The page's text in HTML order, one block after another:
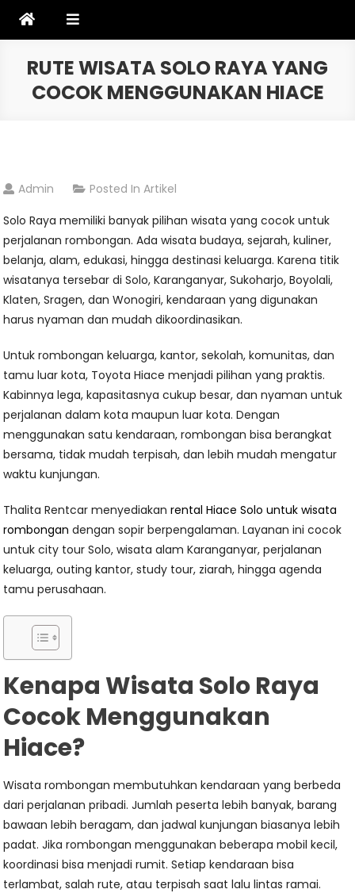
RUTE WISATA SOLO RAYA YANG
COCOK MENGGUNAKAN HIACE
Admin Posted InArtikel
Solo Raya memiliki banyak pilihan wisata yang cocok untuk
perjalanan rombongan. Ada wisata budaya, sejarah, kuliner,
belanja, alam, edukasi, hingga destinasi keluarga. Karena titik
wisatanya tersebar di Solo, Karanganyar, Sukoharjo, Boyolali,
Klaten, Sragen, dan Wonogiri, kendaraan yang digunakan
harus nyaman dan mudah dikoordinasikan.
Untuk rombongan keluarga, kantor, sekolah, komunitas, dan
tamu luar kota, Toyota Hiace menjadi pilihan yang praktis.
Kabinnya lega, kapasitasnya cukup besar, dan nyaman untuk
perjalanan dalam kota maupun luar kota. Dengan
menggunakan satu kendaraan, rombongan bisa berangkat
bersama, tidak mudah terpisah, dan lebih mudah mengatur
waktu kunjungan.
Thalita Rentcar menyediakanrental Hiace Solo untuk wisata
rombongan dengan sopir berpengalaman. Layanan ini cocok
untuk city tour Solo, wisata alam Karanganyar, perjalanan
keluarga, outing kantor, study tour, ziarah, hingga agenda
tamu perusahaan.
Kenapa Wisata Solo Raya
Cocok Menggunakan
Hiace?
Wisata rombongan membutuhkan kendaraan yang berbeda
dari perjalanan pribadi. Jumlah peserta lebih banyak, barang
bawaan lebih beragam, dan jadwal kunjungan biasanya lebih
padat. Jika rombongan menggunakan beberapa mobil kecil,
koordinasi bisa menjadi rumit. Setiap kendaraan bisa
terlambat, salah rute, atau terpisah saat lalu lintas ramai.